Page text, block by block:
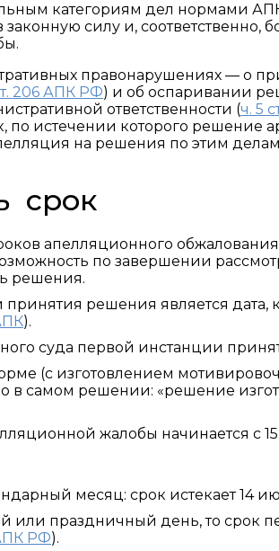
категориям дел нормами
силу и, соответственно,
правонарушениях — о
206 АПК РФ) и об оспаривании
ответственности (ч. 5
по истечении которого решение
на решения по этим
срок
апелляционного
по завершении
решения.
принятия решения является
).
суда первой инстанции
(с изготовлением
в самом решении: «решение
жалобы начинается с
месяц: срок истекает 14
или праздничный день, то срок
РФ).